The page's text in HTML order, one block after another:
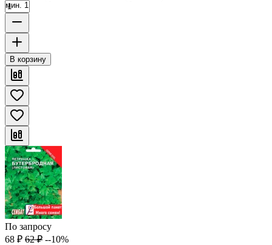
мин. 1
В корзину
По запросу
68 ₽ 62 ₽ --10%